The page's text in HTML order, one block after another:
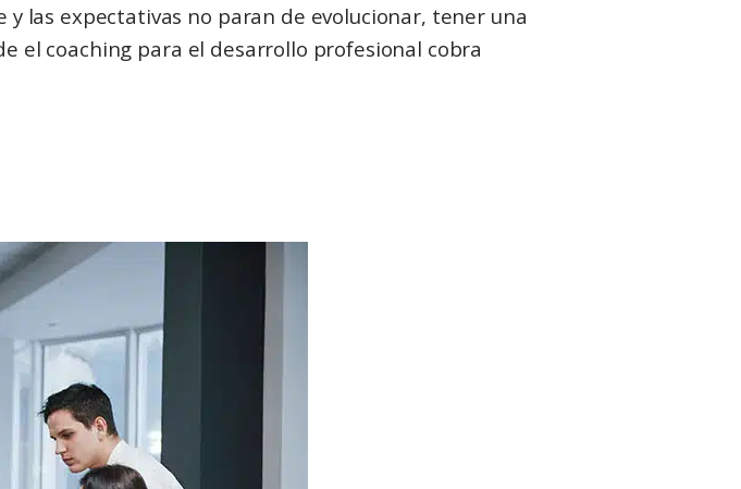
las expectativas no paran de evolucionar, tener una
el coaching para el desarrollo profesional cobra